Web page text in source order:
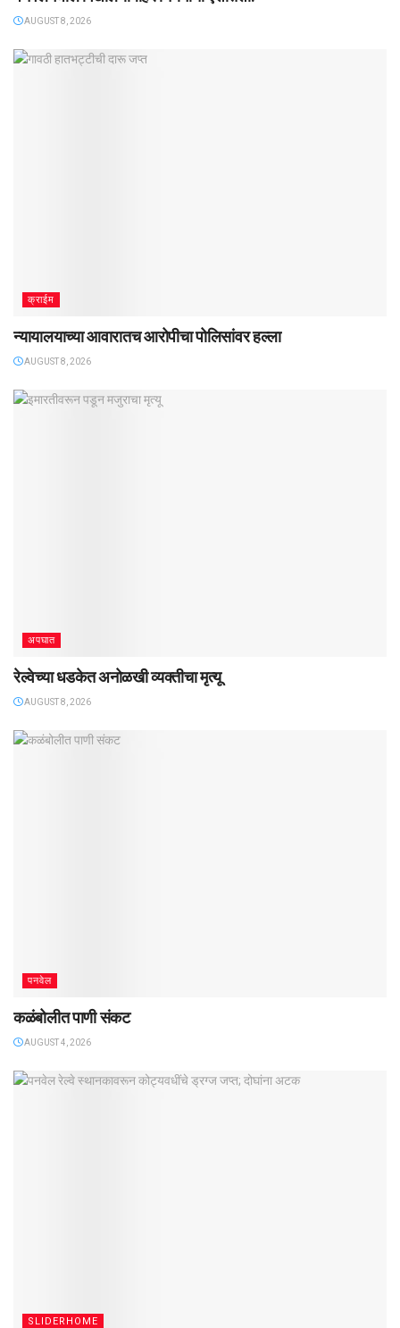
AUGUST 8, 2026
क्राईम
न्यायालयाच्या आवारातच आरोपीचा पोलिसांवर हल्ला
AUGUST 8, 2026
अपघात
रेल्वेच्या धडकेत अनोळखी व्यक्तीचा मृत्यू
AUGUST 8, 2026
पनवेल
कळंबोलीत पाणी संकट
AUGUST 4, 2026
SLIDERHOME